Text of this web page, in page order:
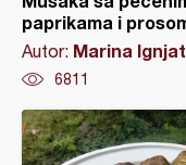
paprikama i
Autor: Marina
6811